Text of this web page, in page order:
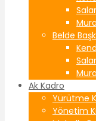
Belde
Ak Kadro
Yürütme
Yönetim